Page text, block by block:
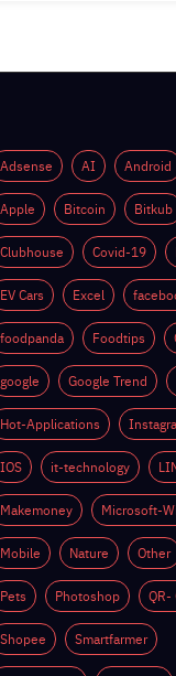
Adsense AI Android
Apple Bitcoin Bitkub
Clubhouse Covid-19
EV Cars Excel
foodpanda Foodtips
google Google Trend
Hot-Applications
IOS it-technology
Makemoney Microsoft-
Mobile Nature Other
Pets Photoshop QR-
Shopee Smartfarmer